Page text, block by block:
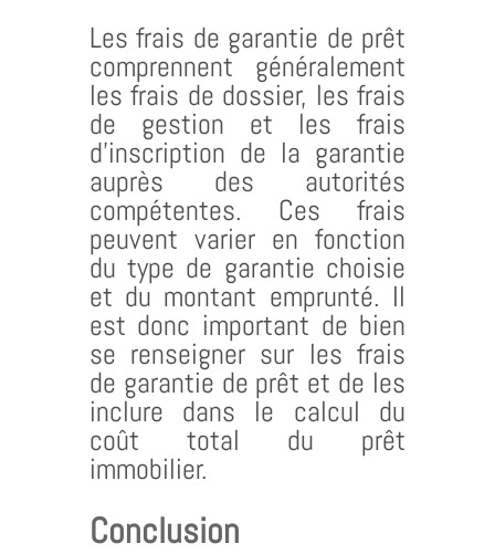
Les frais de garantie de prêt
comprennent généralement
les frais de dossier, les frais
de gestion et les frais
d’inscription de la garantie
auprès des autorités
compétentes. Ces frais
peuvent varier en fonction
du type de garantie choisie
et du montant emprunté. Il
est donc important de bien
se renseigner sur les frais
de garantie de prêt et de les
inclure dans le calcul du
coût total du prêt
immobilier.
Conclusion